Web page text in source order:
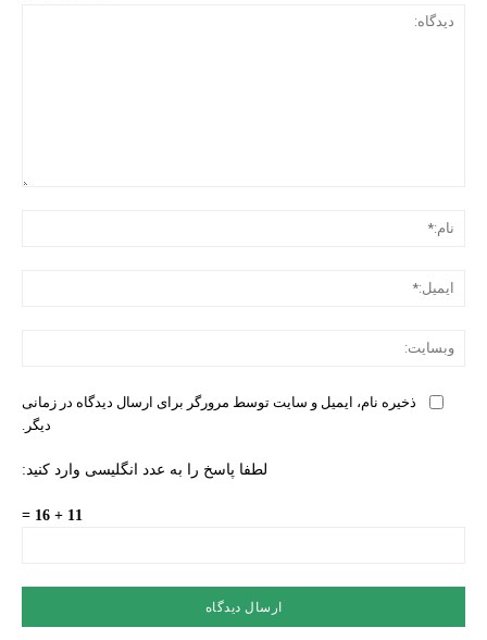
ذخیره نام، ایمیل و سایت توسط مرورگر برای ارسال دیدگاه در زمانی
دیگر.
لطفا پاسخ را به عدد انگلیسی وارد کنید:
11 + 16 =